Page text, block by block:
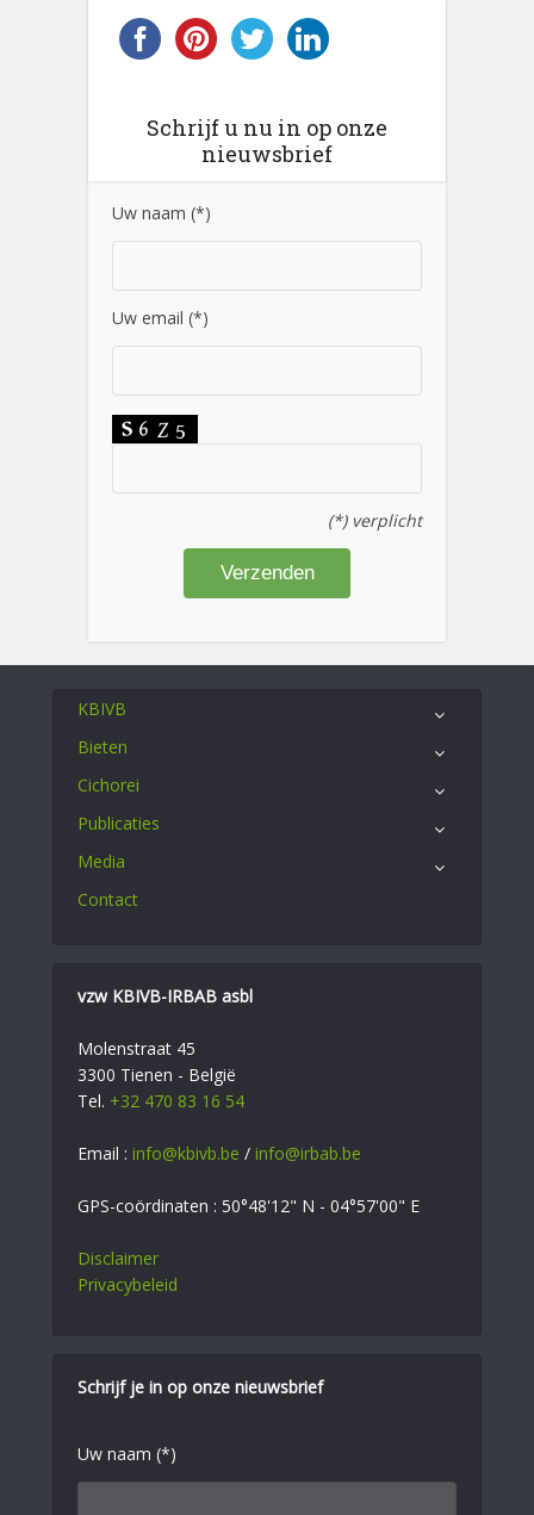
Schrijf u nu in op onze
nieuwsbrief
Uw naam (*)
Uw email (*)
(*) verplicht
KBIVB
Bieten
Cichorei
Publicaties
Media
Contact
vzw KBIVB-IRBAB asbl
Molenstraat 45
3300 Tienen - België
Tel. +32 470 83 16 54
Email : info@kbivb.be / info@irbab.be
GPS-coördinaten : 50°48'12" N - 04°57'00" E
Disclaimer
Privacybeleid
Schrijf je in op onze nieuwsbrief
Uw naam (*)